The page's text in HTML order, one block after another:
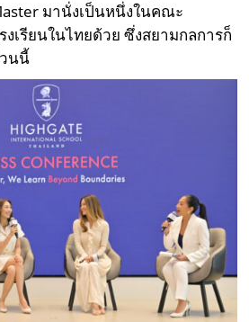
มานั่งเป็นหนึ่งในคณะ
งเรียนในไทยด้วย ซึ่งสยามกลการก็
นนี้